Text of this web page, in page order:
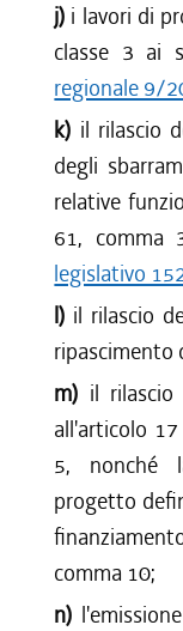
j) i lavori di
classe 3 ai
regionale 9/
k) il rilascio
degli
relative
61, comma
legislativo
l) il rilascio
ripascimento
m) il rilascio
all'articolo
5, nonché
progetto
comma 10;
n)